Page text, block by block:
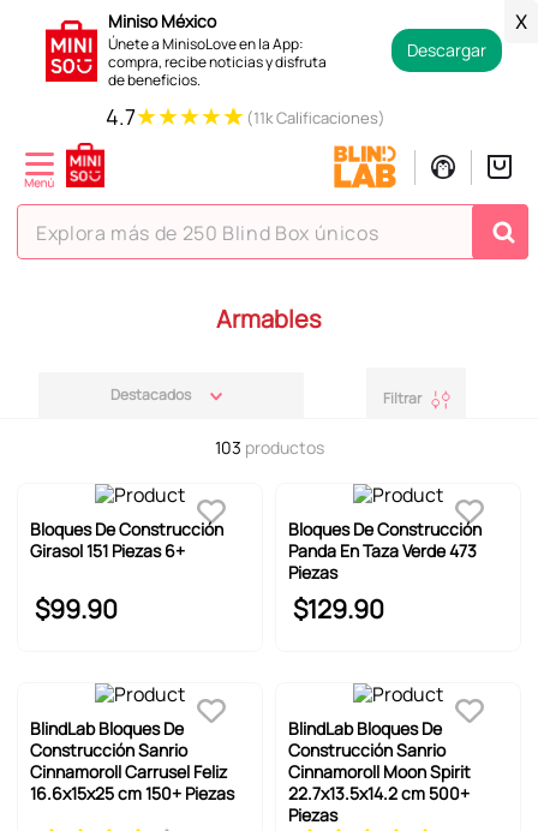
Miniso México
Únete a MinisoLove en la App:
compra, recibe noticias y disfruta
de beneficios.
Descargar
X
4.7★★★★★ (11k Calificaciones)
Explora más de 250 Blind Box únicos
Armables
Destacados Filtrar
103 productos
Bloques De Construcción
Girasol 151 Piezas 6+
$99.90
Bloques De Construcción
Panda En Taza Verde 473
Piezas
$129.90
BlindLab Bloques De
Construcción Sanrio
Cinnamoroll Carrusel Feliz
16.6x15x25 cm 150+ Piezas
BlindLab Bloques De
Construcción Sanrio
Cinnamoroll Moon Spirit
22.7x13.5x14.2 cm 500+
Piezas
blind box
6.
pokemon
.